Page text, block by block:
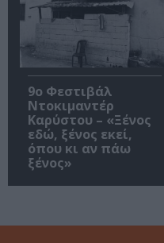
9ο Φεστιβάλ
Ντοκιμαντέρ
Καρύστου – «Ξένος
εδώ, ξένος εκεί,
όπου κι αν πάω
ξένος»